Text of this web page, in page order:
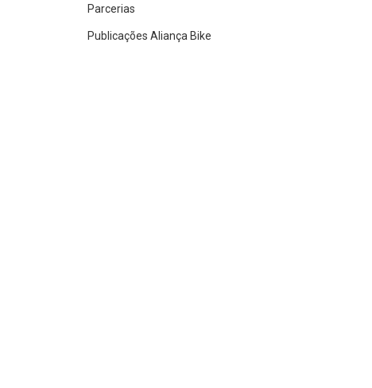
Parcerias
Publicações Aliança Bike